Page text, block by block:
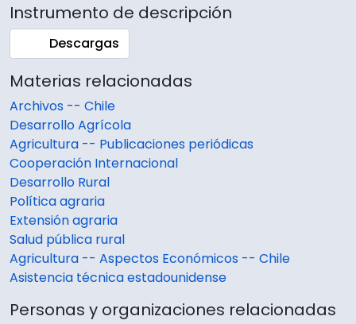
Instrumento de descripción
Descargas
Materias relacionadas
Archivos -- Chile
Desarrollo Agrícola
Agricultura -- Publicaciones periódicas
Cooperación Internacional
Desarrollo Rural
Política agraria
Extensión agraria
Salud pública rural
Agricultura -- Aspectos Económicos -- Chile
Asistencia técnica estadounidense
Personas y organizaciones relacionadas